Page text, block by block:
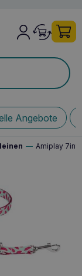
Angebote
— Amiplay